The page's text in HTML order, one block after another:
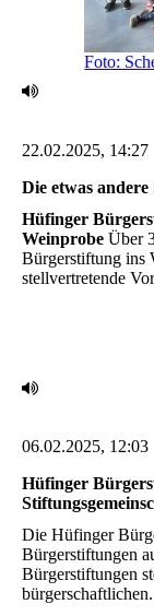
Foto:
22.02.2025, 14:27
Die etwas
Hüfinger
Weinprobe Über
Bürgerstiftung ins
‎stellvertretende
06.02.2025, 12:03
Hüfinger
Die Hüfinger
Bürgerstiftungen
Bürgerstiftungen